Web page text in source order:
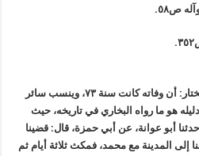
وإذا أضفنا إلى ذلك: أن ابن حجر يختار: أن وفاته كانت سنة ٧٣، وينسب سائر
هو ما رواه البخاري في تاريخه، حيث
أبو عوانة، عن أبي حمزة، قال: قضينا
إلى المدينة مع محمد، فمكث ثلاثة أيام ثم